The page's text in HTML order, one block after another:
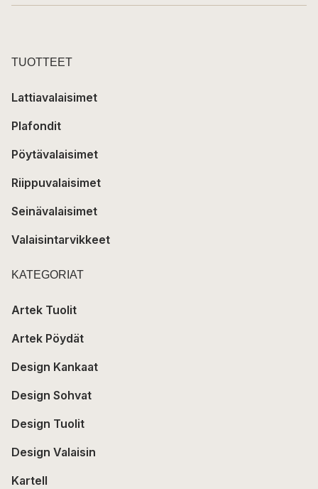
TUOTTEET
Lattiavalaisimet
Plafondit
Pöytävalaisimet
Riippuvalaisimet
Seinävalaisimet
Valaisintarvikkeet
KATEGORIAT
Artek Tuolit
Artek Pöydät
Design Kankaat
Design Sohvat
Design Tuolit
Design Valaisin
Kartell